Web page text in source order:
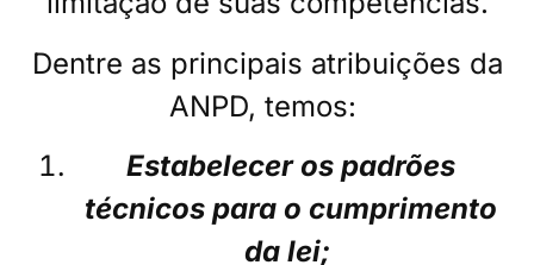
Dentre as principais atribuições da
ANPD, temos:
Estabelecer os padrões
técnicos para o cumprimento
da lei;